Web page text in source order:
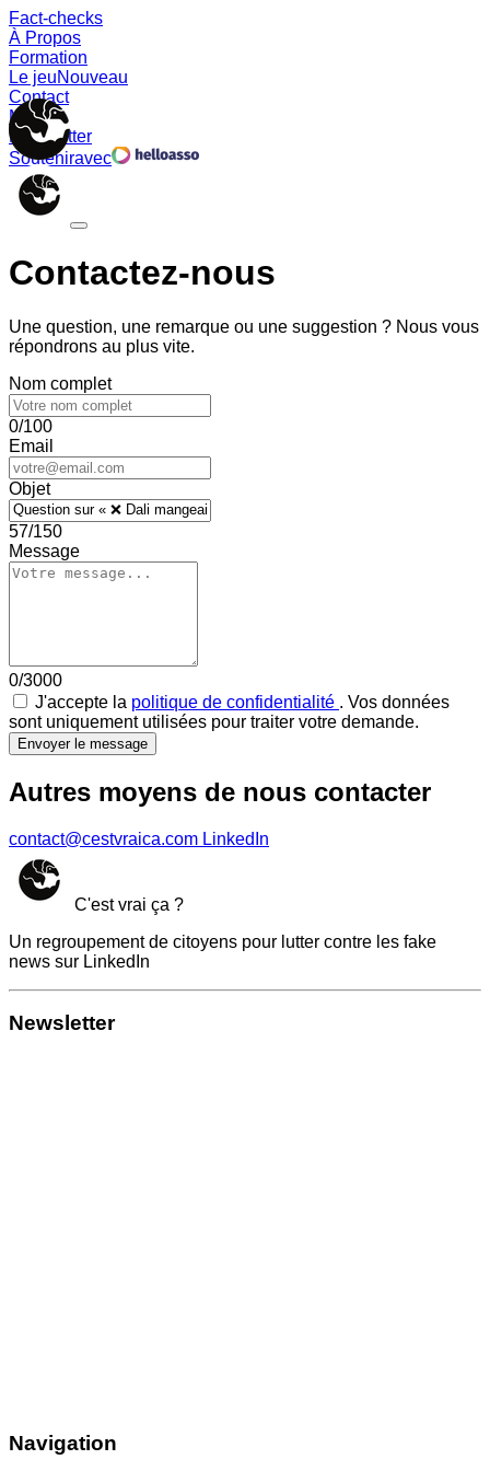
Fact-checks
À Propos
Formation
Le jeuNouveau
Contact
Memes
Newsletter
Souteniravec
Contactez-nous
Une question, une remarque ou une suggestion ? Nous vous
répondrons au plus vite.
Nom complet
0/100
Email
Objet
57/150
Message
0/3000
J'accepte la politique de confidentialité . Vos données
sont uniquement utilisées pour traiter votre demande.
Envoyer le message
Autres moyens de nous contacter
contact@cestvraica.com LinkedIn
C'est vrai ça ?
Un regroupement de citoyens pour lutter contre les fake
news sur LinkedIn
Newsletter
Navigation